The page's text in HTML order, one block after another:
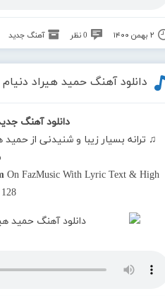
۲ بهمن ۱۴۰۰ 0 نظر آهنگ جدید
دانلود آهنگ حمید هیراد دنیام
دانلود آهنگ
♫ ترانه بسیار زیبا و شنیدنی از
On FazMusic With Lyric Text & High